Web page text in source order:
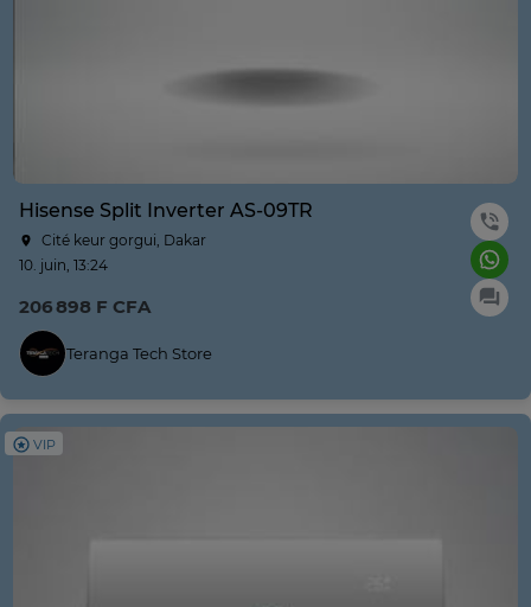
Hisense Split Inverter AS-09TR
Cité keur gorgui, Dakar
10. juin, 13:24
206 898 F CFA
Teranga Tech Store
VIP